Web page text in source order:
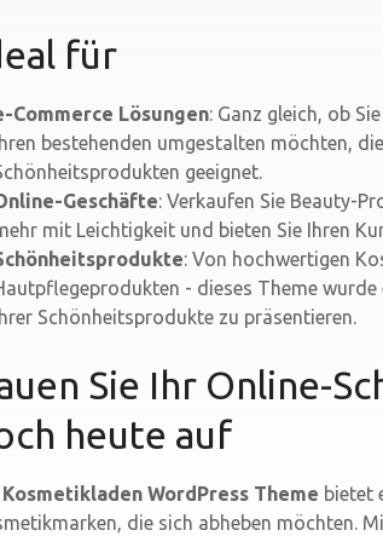
für
Commerce Lösungen: Ganz gleich, ob
bestehenden umgestalten möchten,
geeignet.
Geschäfte: Verkaufen Sie Beauty-
mit Leichtigkeit und bieten Sie Ihren
: Von hochwertigen
- dieses Theme
Schönheitsprodukte zu präsentieren.
Sie Ihr Online-
heute auf
Kosmetikladen WordPress Theme bietet
die sich abheben möchten.